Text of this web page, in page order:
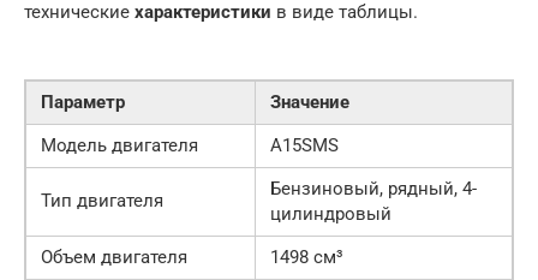
технические характеристики в виде таблицы.
Параметр
Значение
Модель двигателя
A15SMS
Тип двигателя
Бензиновый, рядный, 4-
цилиндровый
Объем двигателя
1498 см³